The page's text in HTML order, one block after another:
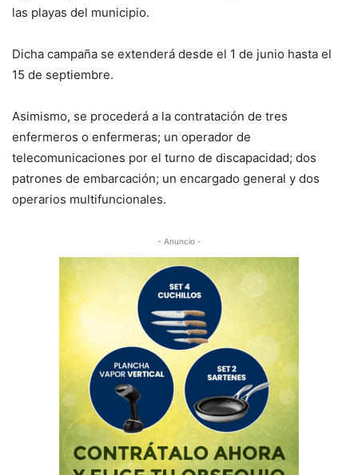
las playas del municipio.
Dicha campaña se extenderá desde el 1 de junio hasta el
15 de septiembre.
Asimismo, se procederá a la contratación de tres
enfermeros o enfermeras; un operador de
telecomunicaciones por el turno de discapacidad; dos
patrones de embarcación; un encargado general y dos
operarios multifuncionales.
- Anuncio -